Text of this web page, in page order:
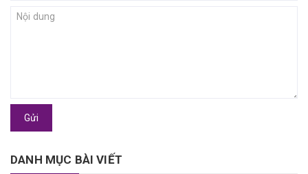
Gửi
DANH MỤC BÀI VIẾT